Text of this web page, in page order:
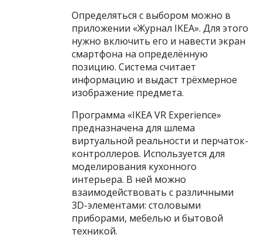
Определяться с выбором можно в
приложении «Журнал IKEA». Для этого
нужно включить его и навести экран
смартфона на определённую
позицию. Система считает
информацию и выдаст трёхмерное
изображение предмета.
Программа «IKEA VR Experience»
предназначена для шлема
виртуальной реальности и перчаток-
контроллеров. Используется для
моделирования кухонного
интерьера. В ней можно
взаимодействовать с различными
3D-элементами: столовыми
приборами, мебелью и бытовой
техникой.